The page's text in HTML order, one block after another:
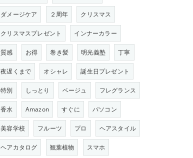
ダメージケア ２周年 クリスマス
クリスマスプレゼント インナーカラー
質感 お得 巻き髪 明光義塾 丁寧
夜遅くまで オシャレ 誕生日プレゼント
特別 しっとり ベージュ フレグランス
香水 Amazon すぐに パソコン
美容学校 フルーツ プロ ヘアスタイル
ヘアカタログ 観葉植物 スマホ